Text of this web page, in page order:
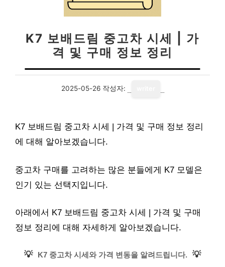
K7 보배드림 중고차 시세 | 가
격 및 구매 정보 정리
2025-05-26 작성자:
K7 보배드림 중고차 시세 | 가격 및 구매 정보 정리
에 대해 알아보겠습니다.
중고차 구매를 고려하는 많은 분들에게 K7 모델은
인기 있는 선택지입니다.
아래에서 K7 보배드림 중고차 시세 | 가격 및 구매
정보 정리에 대해 자세하게 알아보겠습니다.
💡 K7 중고차 시세와 가격 변동을 알려드립니다. 💡